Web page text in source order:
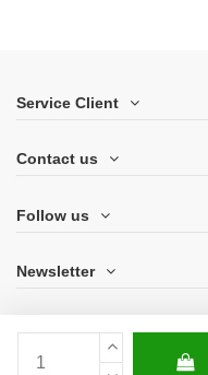
Service Client
Contact us
Follow us
Newsletter